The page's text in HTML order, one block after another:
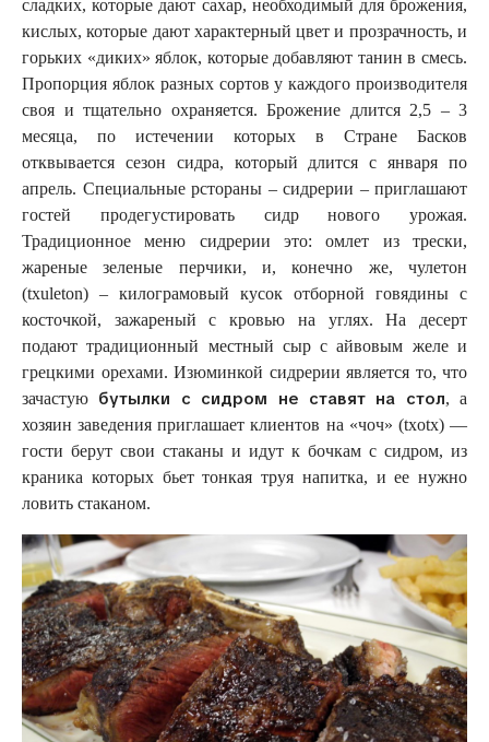
сладких, которые дают сахар, необходимый для брожения,
кислых, которые дают характерный цвет и прозрачность, и
горьких «диких» яблок, которые добавляют танин в смесь.
Пропорция яблок разных сортов у каждого производителя
своя и тщательно охраняется. Брожение длится 2,5 – 3
месяца, по истечении которых в Стране Басков
отквывается сезон сидра, который длится с января по
апрель. Специальные рстораны – сидрерии – приглашают
гостей продегустировать сидр нового урожая.
Традиционное меню сидрерии это: омлет из трески,
жареные зеленые перчики, и, конечно же, чулетон
(txuleton) – килограмовый кусок отборной говядины с
косточкой, зажареный с кровью на углях. На десерт
подают традиционный местный сыр с айвовым желе и
грецкими орехами. Изюминкой сидрерии является то, что
зачастую бутылки с сидром не ставят на стол, а
хозяин заведения приглашает клиентов на «чоч» (txotx) —
гости берут свои стаканы и идут к бочкам с сидром, из
краника которых бьет тонкая труя напитка, и ее нужно
ловить стаканом.